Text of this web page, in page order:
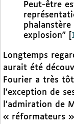
Peut-être
phalanstère
explosion”
Longtemps
aurait été
Fourier a très
l’exception de
l’admiration de
« réformateurs